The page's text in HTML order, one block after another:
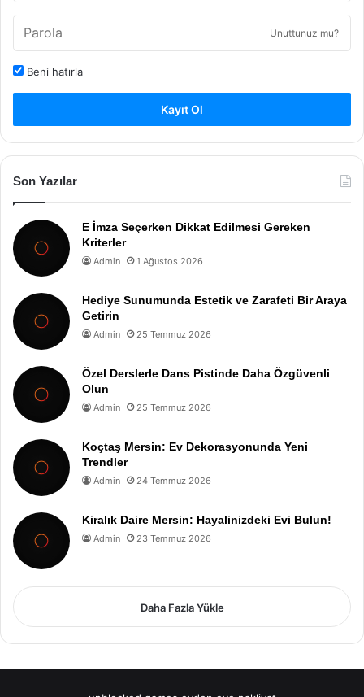
Unuttunuz mu?
Beni hatırla
Kayıt Ol
Son Yazılar
E İmza Seçerken Dikkat Edilmesi Gereken
Kriterler
Admin 1 Ağustos 2026
Hediye Sunumunda Estetik ve Zarafeti Bir Araya
Getirin
Admin 25 Temmuz 2026
Özel Derslerle Dans Pistinde Daha Özgüvenli
Olun
Admin 25 Temmuz 2026
Koçtaş Mersin: Ev Dekorasyonunda Yeni
Trendler
Admin 24 Temmuz 2026
Kiralık Daire Mersin: Hayalinizdeki Evi Bulun!
Admin 23 Temmuz 2026
Daha Fazla Yükle